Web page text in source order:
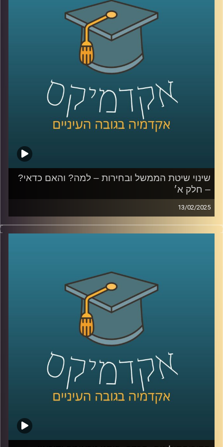
החדשה, אילו שינויים צריכים להיעשות ואפילו קצת על הרכבת
פרק נוסף עם ליאור אקרמן, ראש תחום החוסן הלאומי במכון
למדיניות ואסטרטגיה באוניברסיטת רייכמן, בכיר שב״כ לשעבר
ויו״ר מועצת העם החדשה.
קרדיט תמונות:AudioVersity
שינוי שיטת הממשל ובחירות – למה? והאם כדאי?
– חלק א׳
13/02/2025
השנה וחצי האחרונות הציפו המון בעיות במערכת השלטונית
שלנו, בין אם בתשתיות,בריאות, רווחה ביטחון ובעצם בכלל
על כך שעל אף שתקציב החינוך הישראלי ואחוז בעלי ההשכלה
הגבוהה הוא מהגבוהים באירופה.
הצפיפות בכיתות היא מהגבוהות בעולם, הישגי התלמידים ושכר
המורים הם מהנמוכים בעולם המערבי.
בנוסף, מדינת ישראל בת ה-76 סובלת מחוסר יציבות שלטונית,
זוהי ממשלתינו ה-37, כלומר תחלופה של בערך כל שנתיים.
אז מה עושים? יש כאלו שסוברים שחייבים לשנות את השיטה,
שיטת הבחירות והשלטון.